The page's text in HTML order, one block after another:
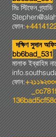
মিঃ স্টিফেন গ্র্যাডি
ফোন:
দক্ষিণ সুদান
bb6bad_531
মালাক ইব্রাহিম
ফোন: